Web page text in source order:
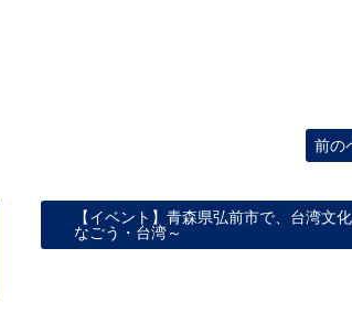
前の
【イベント】青森県弘前市で、台湾文
なごう・台湾～